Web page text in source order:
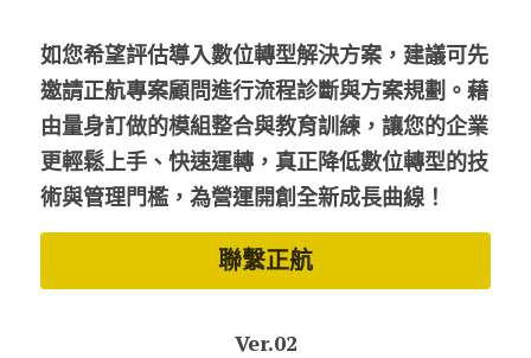
如您希望評估導入數位轉型解決方案，建議可先
邀請正航專案顧問進行流程診斷與方案規劃。藉
由量身訂做的模組整合與教育訓練，讓您的企業
更輕鬆上手、快速運轉，真正降低數位轉型的技
術與管理門檻，為營運開創全新成長曲線！
聯繫正航
Ver.02